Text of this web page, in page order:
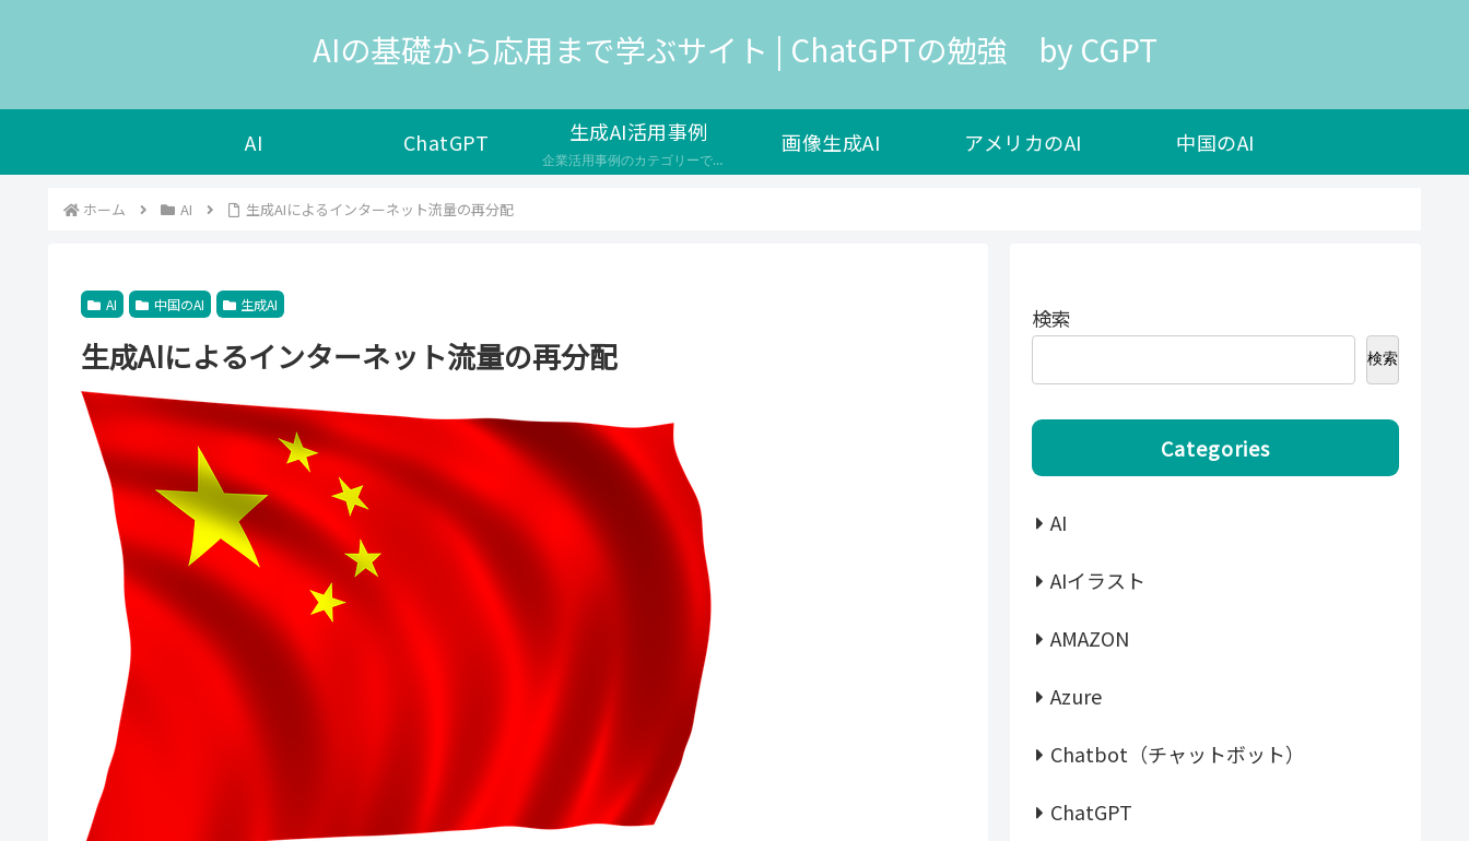
AIの基礎から応用まで学ぶサイト | ChatGPTの勉強 by CGPT
AI ChatGPT 生成AI活用事例
企業活用事例のカテゴリーです。生成AIは、人工知能の一種で、新しいデータやコンテンツを生成する能力を持つAIのことを指し、様々な企業で新サービスの開発や自社の業務効率化で導入が検討されています。 生成AIのメリットや効果 ユーザーの満足度やエンゲージメントを高める コストや時間の削減や品質の向上を実現する 新しい価値やイノベーションを生み出す 生成AIの課題や注意点 生成AIの出力の信頼性や公平性…
画像生成AI アメリカのAI 中国のAI
ホーム AI 生成AIによるインターネット流量の再分配
AI 中国のAI 生成AI
生成AIによるインターネット流量の再分配
検索
検索
Categories
AI
AIイラスト
AMAZON
Azure
Chatbot（チャットボット）
ChatGPT